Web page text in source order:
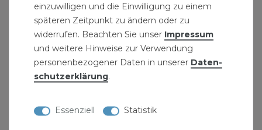
wird dadurch nicht beeinträchtigt.
Lieferumfang: Absperrventil 1 1/4 Zoll DN32
Messing Schrägsitzventil Wasser
ZOLL in MM: 1/4 Zoll = 13,5 mm, 3/8 Zoll = 17 mm,
mm, 1 1/4 Zoll = 42 mm, 1 1/2 Zoll = 48 mm, 2 Zoll =
einzuwilligen und die Einwilligung zu einem
späteren Zeitpunkt zu ändern oder zu
widerrufen. Beachten Sie unser Impressum
und weitere Hinweise zur Verwendung
personenbezogener Daten in unserer Daten­
schutz­erklärung.
Essenziell Statistik